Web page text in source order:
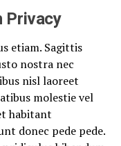
Privacy
etiam. Sagittis
nostra nec
nisl laoreet
molestie vel
habitant
donec pede pede.